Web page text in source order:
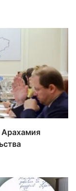
Арахамия